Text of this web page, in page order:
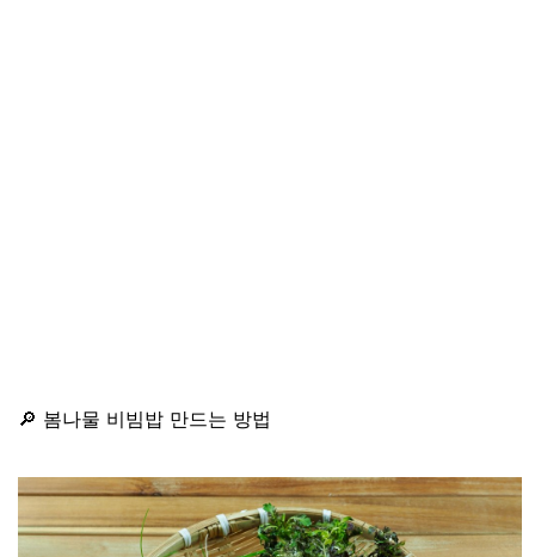
🔎 봄나물 비빔밥 만드는 방법